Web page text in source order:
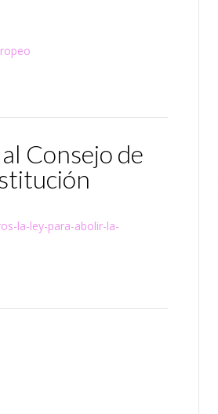
Consejo de
la-ley-para-abolir-la-